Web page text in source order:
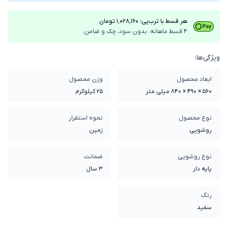
هر قسط با ترب‌پی: ۱٬۰۲۸٬۱۶۰ تومان
4 قسط ماهانه. بدون سود، چک و ضامن.
ویژگی‌ها:
ابعاد محصول
560 × 490 × 840 میلی‌ متر
وزن محصول
25 کیلوگرم
نوع محصول
روشویی
نحوه استقرار
زمین
نوع روشویی
پایه دار
ضمانت
3 سال
رنگ
سفید